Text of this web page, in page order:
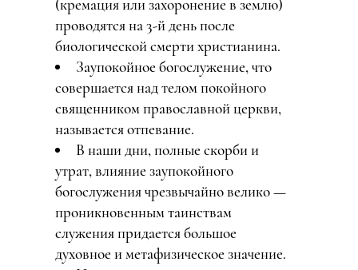
(кремация или захоронение в землю)
проводятся на 3-й день после
биологической смерти христианина.
Заупокойное богослужение, что
совершается над телом покойного
священником православной церкви,
называется отпевание.
В наши дни, полные скорби и
утрат, влияние заупокойного
богослужения чрезвычайно велико —
проникновенным таинствам
служения придается большое
духовное и метафизическое значение.